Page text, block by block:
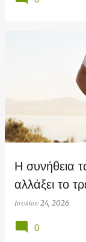
Η συνήθεια
αλλάξει το
Ιουλίου 24, 2026
0